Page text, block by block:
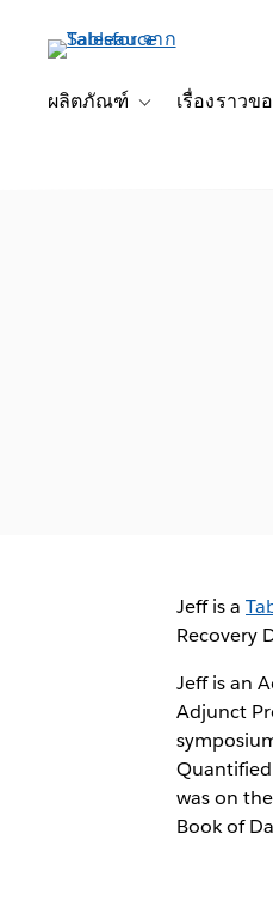
เนื้อหาผลิตภัณฑ์
Toggle sub-
เรื่องราวข
Jeff is a
Recovery
Jeff is an
Adjunct
was on
Book of